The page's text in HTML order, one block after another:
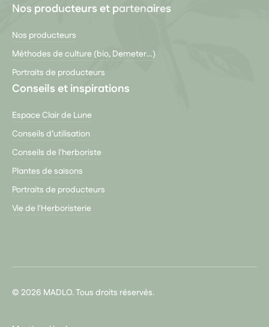
Nos producteurs et partenaires
Nos producteurs
Méthodes de culture (bio, Demeter…)
Portraits de producteurs
Conseils et inspirations
Espace Clair de Lune
Conseils d’utilisation
Conseils de l'herboriste
Plantes de saisons
Portraits de producteurs
Vie de l'Herboristerie
© 2026 MADLO. Tous droits réservés.